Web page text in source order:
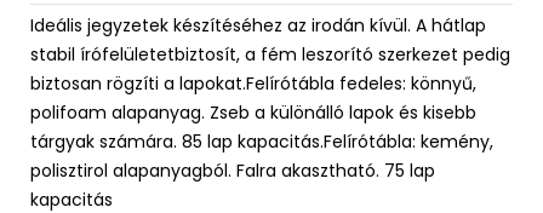
Ideális jegyzetek készítéséhez az irodán kívül. A hátlap
stabil írófelületetbiztosít, a fém leszorító szerkezet pedig
biztosan rögzíti a lapokat.Felírótábla fedeles: könnyű,
polifoam alapanyag. Zseb a különálló lapok és kisebb
tárgyak számára. 85 lap kapacitás.Felírótábla: kemény,
polisztirol alapanyagból. Falra akasztható. 75 lap
kapacitás